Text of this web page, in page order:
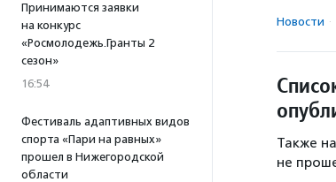
Принимаются заявки
на конкурс
«Росмолодежь.Гранты 2
сезон»
16:54
Фестиваль адаптивных видов
спорта «Пари на равных»
прошел в Нижегородской
области
Новости ·
Также
не